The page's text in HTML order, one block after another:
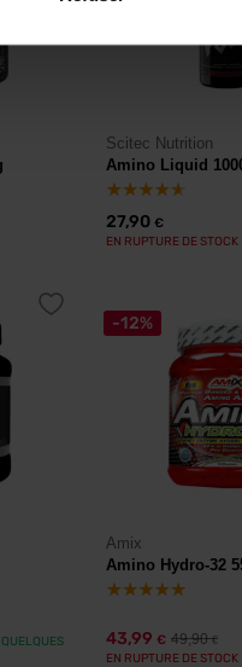
Scitec Nutrition
Amino Liquid
27,90 €
EN RUPTURE DE STOCK
-12%
Amix
Amino Hydro-32
43,99 € 49,90€
EN RUPTURE DE STOCK